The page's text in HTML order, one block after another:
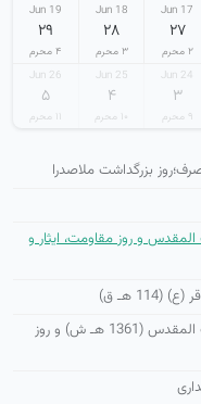
17 Jun
۲۷
۲ محرم
18 Jun
۲۸
۳ محرم
19 Jun
۲۹
۴ محرم
24 Jun
۳
۹ محرم
25 Jun
۴
۱۰ محرم
26 Jun
۵
۱۱ محرم
بزرگداشت ملاصدرا
و روز مقاومت، ایثار و
هـ ق)
فتح خرمشهر در عملیات بیت المقدس (1361 هـ ش) و روز